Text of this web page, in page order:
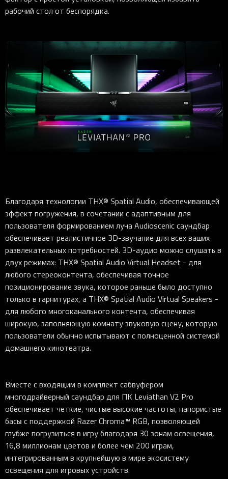
рабочий стол от беспорядка.
Благодаря технологии THX® Spatial Audio, обеспечивающей
эффект погружения, в сочетании с адаптивным для
пользователя формированием луча Audioscenic саундбар
обеспечивает реалистичное 3D-звучание для всех ваших
развлекательных потребностей. 3D-аудио можно слушать в
двух режимах: THX® Spatial Audio Virtual Headset - для
любого стереоконтента, обеспечивая точное
позиционирование звука, которое раньше было доступно
только в гарнитурах, а THX® Spatial Audio Virtual Speakers -
для любого многоканального контента, обеспечивая
широкую, заполняющую комнату звуковую сцену, которую
пользователи обычно испытывают с полноценной системой
домашнего кинотеатра.
Вместе с входящим в комплект сабвуфером
многодрайверный саундбар для ПК Leviathan V2 Pro
обеспечивает четкие, чистые высокие частоты, напористые
басы с поддержкой Razer Chroma™ RGB, позволяющей
глубже погрузиться в игру благодаря 30 зонам освещения,
16,8 миллионам цветов и более чем 200 играм,
интегрированным в крупнейшую в мире экосистему
освещения для игровых устройств.